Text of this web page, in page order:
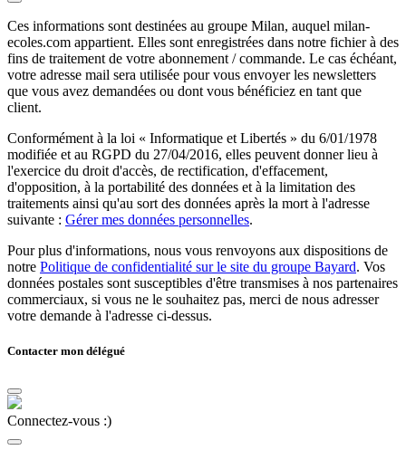
Ces informations sont destinées au groupe Milan, auquel milan-
ecoles.com appartient. Elles sont enregistrées dans notre fichier à des
fins de traitement de votre abonnement / commande. Le cas échéant,
votre adresse mail sera utilisée pour vous envoyer les newsletters
que vous avez demandées ou dont vous bénéficiez en tant que
client.
Conformément à la loi « Informatique et Libertés » du 6/01/1978
modifiée et au RGPD du 27/04/2016, elles peuvent donner lieu à
l'exercice du droit d'accès, de rectification, d'effacement,
d'opposition, à la portabilité des données et à la limitation des
traitements ainsi qu'au sort des données après la mort à l'adresse
suivante : Gérer mes données personnelles.
Pour plus d'informations, nous vous renvoyons aux dispositions de
notre Politique de confidentialité sur le site du groupe Bayard. Vos
données postales sont susceptibles d'être transmises à nos partenaires
commerciaux, si vous ne le souhaitez pas, merci de nous adresser
votre demande à l'adresse ci-dessus.
Contacter mon délégué
Connectez-vous :)